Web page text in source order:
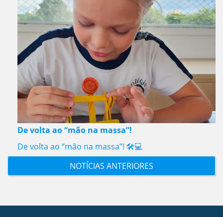
De volta ao “mão na massa”!
De volta ao “mão na massa”! 🛠️💻
NOTÍCIAS ANTERIORES